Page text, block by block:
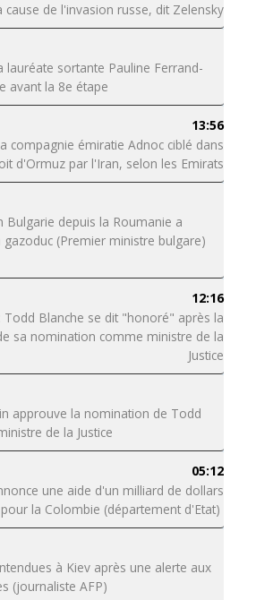
cause de l'invasion russe, dit Zelensky
lauréate sortante Pauline Ferrand-
avant la 8e étape
13:56
compagnie émiratie Adnoc ciblé dans
d'Ormuz par l'Iran, selon les Emirats
Bulgarie depuis la Roumanie a
(Premier ministre bulgare)
12:16
Todd Blanche se dit "honoré" après la
sa nomination comme ministre de la
Justice
approuve la nomination de Todd
de la Justice
05:12
une aide d'un milliard de dollars
pour la Colombie (département d'Etat)
à Kiev après une alerte aux
(journaliste AFP)